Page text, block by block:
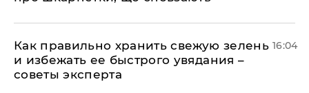
Как правильно хранить свежую зелень
и избежать ее быстрого увядания –
советы эксперта
16:04